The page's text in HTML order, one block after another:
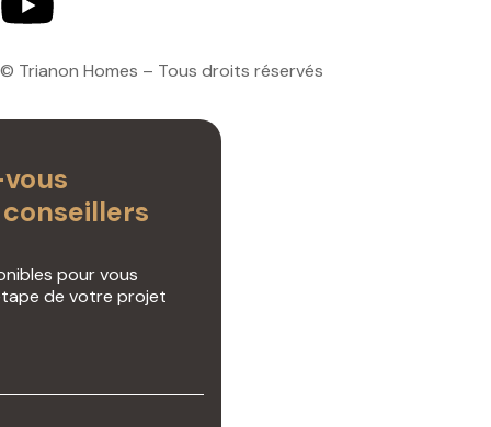
© Trianon Homes – Tous droits réservés
pour vous
de votre projet